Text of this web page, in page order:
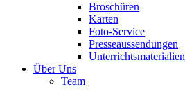
Broschüren
Karten
Foto-Service
Presseaussendungen
Unterrichtsmaterialien
Über Uns
Team